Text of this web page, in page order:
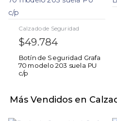
Calzado de Seguridad
$49.784
Botín de Seguridad Grafa
70 modelo 203 suela PU
c/p
Más Vendidos en